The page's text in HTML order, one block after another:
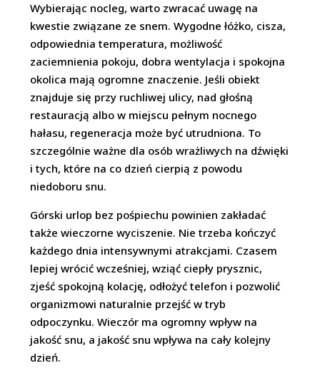
Wybierając nocleg, warto zwracać uwagę na
kwestie związane ze snem. Wygodne łóżko, cisza,
odpowiednia temperatura, możliwość
zaciemnienia pokoju, dobra wentylacja i spokojna
okolica mają ogromne znaczenie. Jeśli obiekt
znajduje się przy ruchliwej ulicy, nad głośną
restauracją albo w miejscu pełnym nocnego
hałasu, regeneracja może być utrudniona. To
szczególnie ważne dla osób wrażliwych na dźwięki
i tych, które na co dzień cierpią z powodu
niedoboru snu.
Górski urlop bez pośpiechu powinien zakładać
także wieczorne wyciszenie. Nie trzeba kończyć
każdego dnia intensywnymi atrakcjami. Czasem
lepiej wrócić wcześniej, wziąć ciepły prysznic,
zjeść spokojną kolację, odłożyć telefon i pozwolić
organizmowi naturalnie przejść w tryb
odpoczynku. Wieczór ma ogromny wpływ na
jakość snu, a jakość snu wpływa na cały kolejny
dzień.